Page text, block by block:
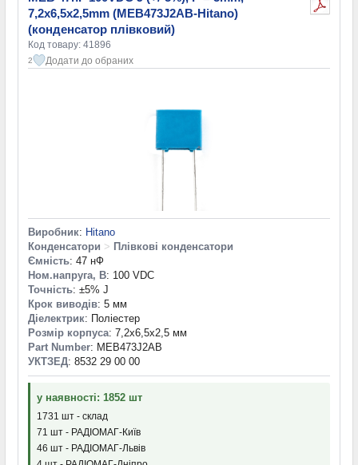
7,2x6,5x2,5mm (MEB473J2AB-Hitano)
(конденсатор плівковий)
Код товару: 41896
2 Додати до обраних
Виробник: Hitano
Конденсатори > Плівкові конденсатори
Ємність: 47 нФ
Ном.напруга, В: 100 VDC
Точність: ±5% J
Крок виводів: 5 мм
Діелектрик: Поліестер
Розмір корпуса: 7,2x6,5x2,5 мм
Part Number: MEB473J2AB
УКТЗЕД: 8532 29 00 00
у наявності: 1852 шт
1731 шт - склад
71 шт - РАДІОМАГ-Київ
46 шт - РАДІОМАГ-Львів